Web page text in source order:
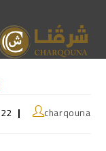
charqouna